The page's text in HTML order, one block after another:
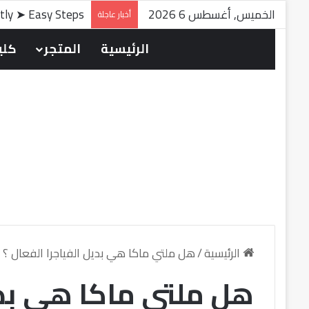
الخميس, أغسطس 6 2026 أخبار عاجلة ➤ Easy Steps
الرئيسية المتجر
الرئيسية/هل ملتي ماكا هي بديل الفياجرا الفعال ؟
هل ملتي ماكا هي